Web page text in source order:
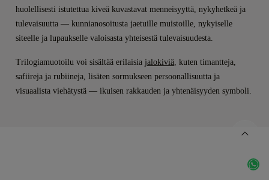
huolellisesti istutettua kiveä kuvastavat menneisyyttä, nykyhetkeä ja
tulevaisuutta — kunnianosoitusta jaetuille muistoille, nykyiselle
siteelle ja lupaukselle valoisasta yhteisestä tulevaisuudesta.
Trilogiamuotoilu voi sisältää erilaisia jalokiviä , kuten timantteja,
safiireja ja rubiineja, lisäten sormukseen persoonallisuutta ja
visuaalista viehätystä — ikuisen rakkauden ja yhtenäisyyden symboli.